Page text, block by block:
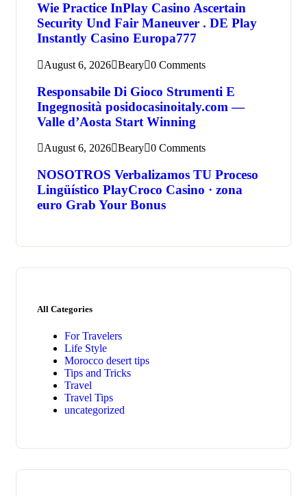
Wie Practice InPlay Casino Ascertain
Security Und Fair Maneuver . DE Play
Instantly Casino Europa777
August 6, 2026 Beary 0 Comments
Responsabile Di Gioco Strumenti E
Ingegnosità posidocasinoitaly.com —
Valle d’Aosta Start Winning
August 6, 2026 Beary 0 Comments
NOSOTROS Verbalizamos TU Proceso
Lingüístico PlayCroco Casino · zona
euro Grab Your Bonus
All Categories
For Travelers
Life Style
Morocco desert tips
Tips and Tricks
Travel
Travel Tips
uncategorized